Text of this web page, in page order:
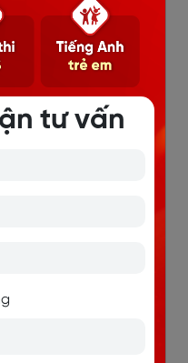
khỏi mặt đất, mặt biển
quốc La mã
được phát âm và nó
tư vấn